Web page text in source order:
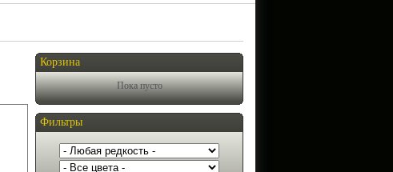
Корзина
Пока пусто
Фильтры